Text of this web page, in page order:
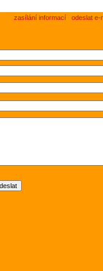
zasílání informací odeslat e-